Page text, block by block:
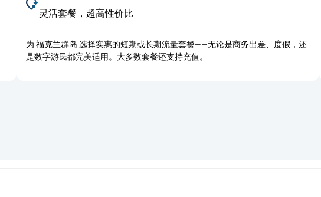
灵活套餐，超高性价比
为 福克兰群岛 选择实惠的短期或长期流量套餐——无论是商务出差、度假，还
是数字游民都完美适用。大多数套餐还支持充值。